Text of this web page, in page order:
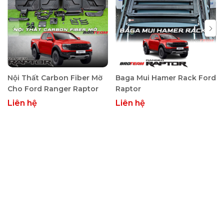
sử dụng trong điều kiện nắng nóng.
Gia cố lõi nhôm tăng độ cứng kết cấu: Tích hợp thanh
nhôm bên trong giúp tăng độ chịu lực, giữ form ổn
định. Khi xe vận hành tốc độ cao không xảy ra rung lắc
hoặc biến dạng.
Giảm nhiễu gió, hạn chế tiếng ồn cabin: Thiết kế khí
động học giúp điều hướng luồng gió hiệu quả. Khi mở
hé kính trời mưa vẫn đảm bảo độ êm, không xuất hiện
tiếng ù gió như các dòng vè giá rẻ.
Nội Thất Carbon Fiber Mờ
Cho Ford Ranger Raptor
Liên hệ
Baga Mui Hamer Rack Ford
Raptor
Liên hệ